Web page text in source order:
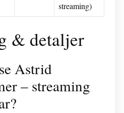
streaming)
& detaljer
Astrid
– streaming